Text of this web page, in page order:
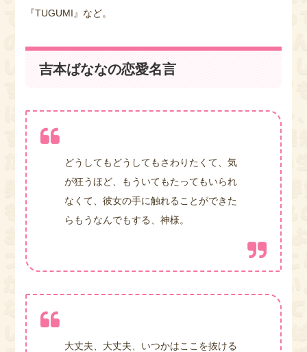
『TUGUMI』など。
吉本ばななの恋愛名言
どうしてもどうしてもさわりたくて、気
が狂うほど、もういてもたってもいられ
なくて、彼女の手に触れることができた
らもうなんでもする、神様。
大丈夫、大丈夫、いつかはここを抜ける